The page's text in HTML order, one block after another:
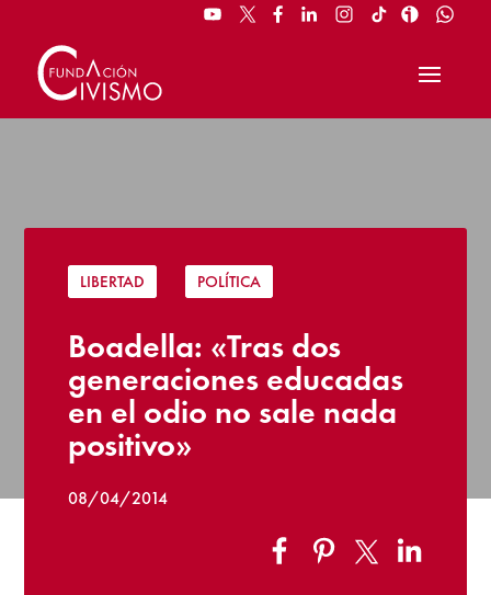
LIBERTAD POLÍTICA
Boadella: «Tras dos
generaciones educadas
en el odio no sale nada
positivo»
08/04/2014